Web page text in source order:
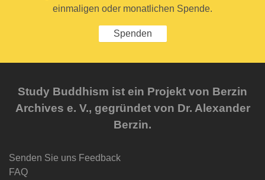
einmaligen oder monatlichen Spende.
Spenden
Study Buddhism ist ein Projekt von Berzin
Archives e. V., gegründet von Dr. Alexander
Berzin.
Senden Sie uns Feedback
FAQ